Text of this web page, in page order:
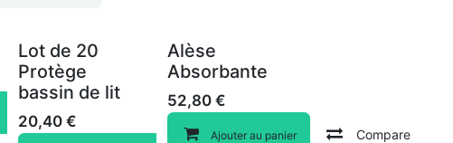
Compare
Lot de 20
Protège
bassin de lit
20,40 €
Alèse
Absorbante
52,80€
Ajouter au panier Compare